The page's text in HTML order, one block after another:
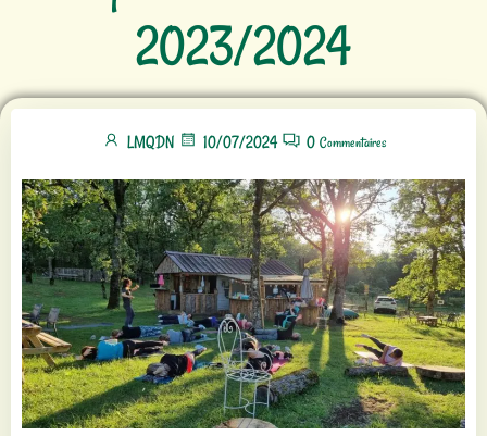
2023/2024
LMQDN 10/07/2024 0 Commentaires